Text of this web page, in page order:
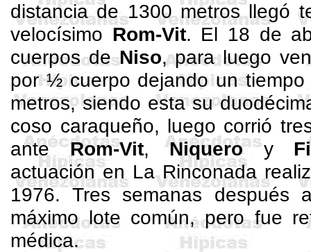
distancia de 1300 metros llegó
velocísimoRom-Vit. El 18 de
cuerpos deNiso, para luego
por ½ cuerpo dejando un
metros, siendo esta su
coso caraqueño, luego corrió
anteRom-Vit,Niqueroy
actuación en La Rinconada
1976. Tres semanas después
máximo lote común, pero fue
médica.